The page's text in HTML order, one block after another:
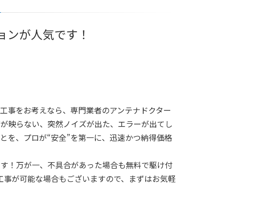
が人気です！
事をお考えなら、専門業者のアンテナドクター
映らない、突然ノイズが出た、エラーが出てし
を、プロが“安全”を第一に、迅速かつ納得価格
！万が一、不具合があった場合も無料で駆け付
事が可能な場合もございますので、まずはお気軽